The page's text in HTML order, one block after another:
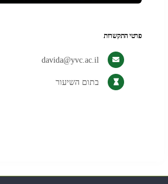
פרטי התקשרות
davida@yvc.ac.il
בתום השיעור